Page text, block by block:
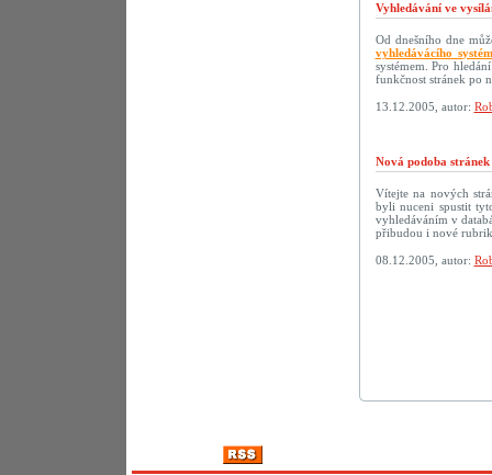
Vyhledávání ve
Od dnešního dne
vyhledávácího
systémem. Pro
funkčnost stránek po
13.12.2005, autor:
Nová podoba
Vítejte na nových
byli nuceni spustit
vyhledáváním v
přibudou i nové
08.12.2005, autor: